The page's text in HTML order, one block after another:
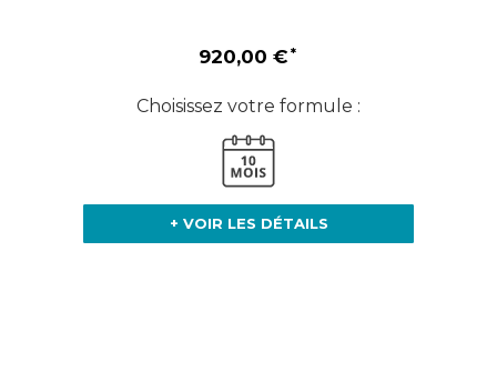
920,00 €
Choisissez votre formule :
+ VOIR LES DÉTAILS